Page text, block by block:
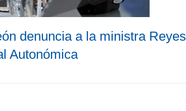
denuncia a la ministra
Autonómica